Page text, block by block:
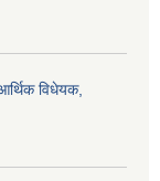
विधेयक,